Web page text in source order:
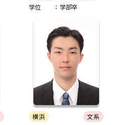
学位 ：学部卒
横浜 文系